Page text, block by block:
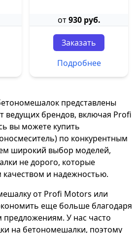
от930 руб.
Заказать
Подробнее
представлены
ведущих брендов, включая Profi
вы можете купить
по конкурентным
широкий выбор моделей,
не дорого, которые
и надежностью.
от Profi Motors или
еще больше благодаря
У нас часто
на бетономешалки, поэтому